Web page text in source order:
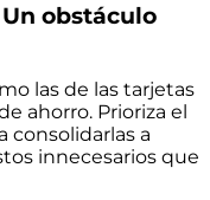
obstáculo
las de las tarjetas
ahorro. Prioriza el
consolidarlas a
innecesarios que